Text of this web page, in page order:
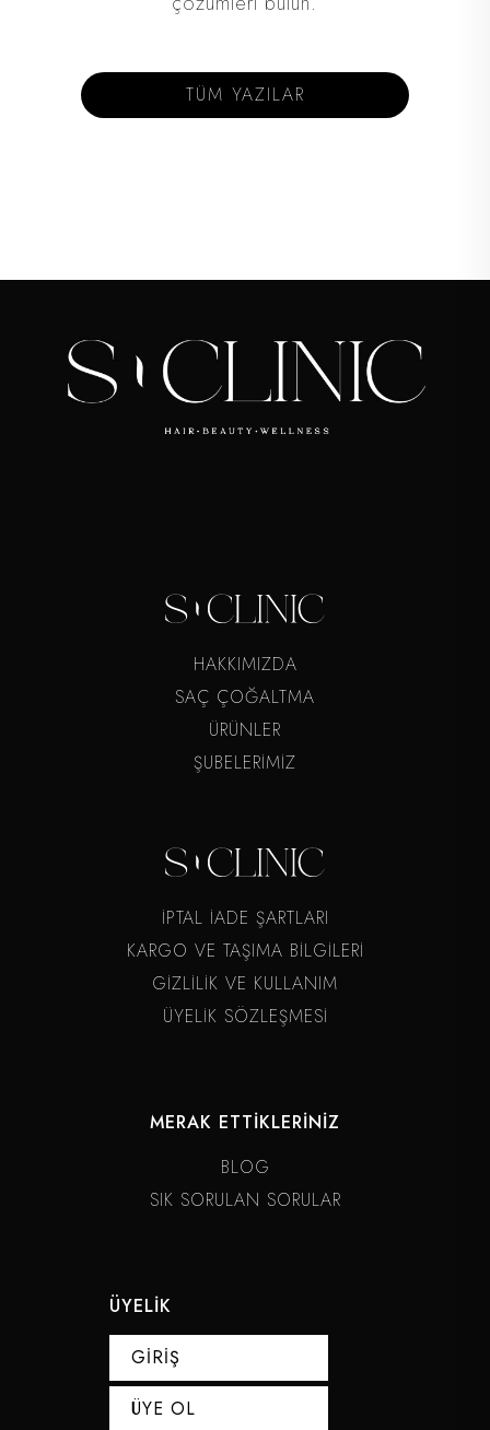
TÜM YAZILAR
HAKKIMIZDA
SAÇ ÇOĞALTMA
ÜRÜNLER
ŞUBELERİMİZ
İPTAL İADE ŞARTLARI
KARGO VE TAŞIMA BİLGİLERİ
GİZLİLİK VE KULLANIM
ÜYELİK SÖZLEŞMESİ
MERAK ETTİKLERİNİZ
BLOG
SIK SORULAN SORULAR
ÜYELİK
GİRİŞ
ÜYE OL